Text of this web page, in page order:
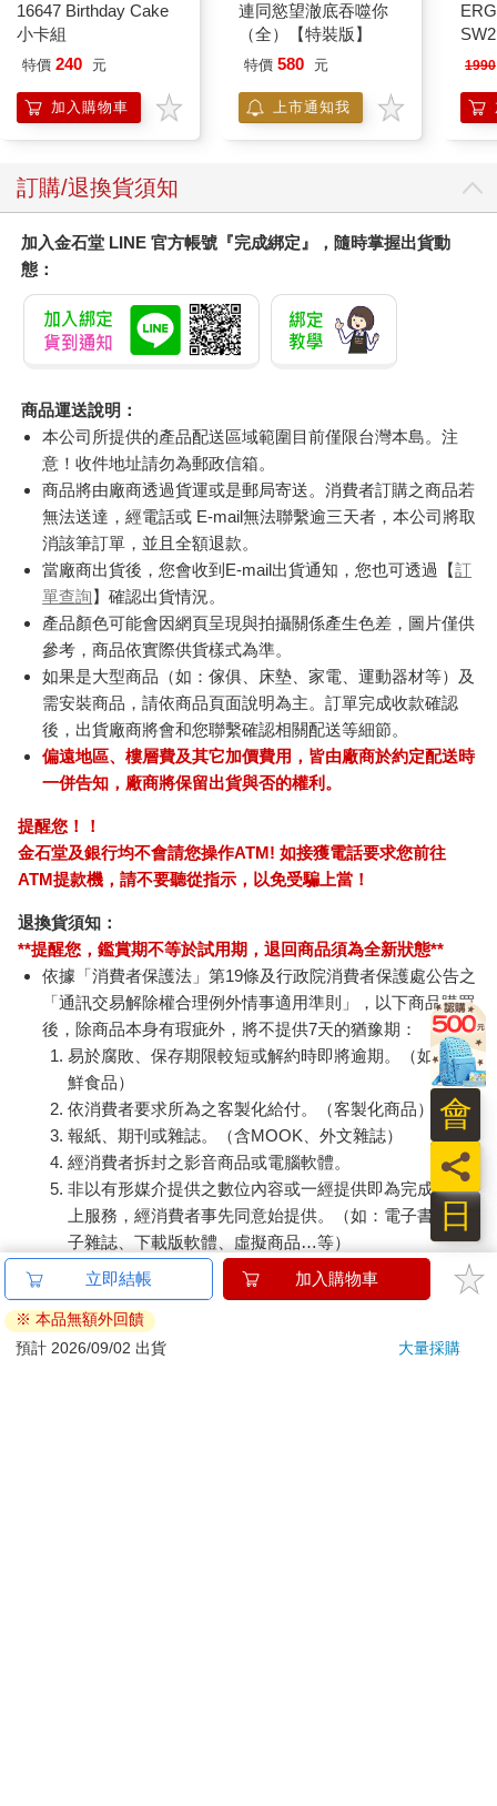
16647 Birthday Cake
小卡組
特價 240 元
加入購物車
連同慾望澈底吞噬你
（全）【特裝版】
特價 580 元
上市通知我
泳
1990
訂購/退換貨須知
加入金石堂 LINE 官方帳號『完成綁定』，隨時掌握出貨動
態：
商品運送說明：
本公司所提供的產品配送區域範圍目前僅限台灣本島。注
意！收件地址請勿為郵政信箱。
商品將由廠商透過貨運或是郵局寄送。消費者訂購之商品若
無法送達，經電話或 E-mail無法聯繫逾三天者，本公司將取
消該筆訂單，並且全額退款。
當廠商出貨後，您會收到E-mail出貨通知，您也可透過【訂
單查詢】確認出貨情況。
產品顏色可能會因網頁呈現與拍攝關係產生色差，圖片僅供
參考，商品依實際供貨樣式為準。
如果是大型商品（如：傢俱、床墊、家電、運動器材等）及
需安裝商品，請依商品頁面說明為主。訂單完成收款確認
後，出貨廠商將會和您聯繫確認相關配送等細節。
偏遠地區、樓層費及其它加價費用，皆由廠商於約定配送時
一併告知，廠商將保留出貨與否的權利。
提醒您！！
金石堂及銀行均不會請您操作ATM! 如接獲電話要求您前往
ATM提款機，請不要聽從指示，以免受騙上當！
退換貨須知：
**提醒您，鑑賞期不等於試用期，退回商品須為全新狀態**
依據「消費者保護法」第19條及行政院消費者保護處公告之
「通訊交易解除權合理例外情事適用準則」，以下商品購買
後，除商品本身有瑕疵外，將不提供7天的猶豫期：
易於腐敗、保存期限較短或解約時即將逾期。（如：生
鮮食品）
依消費者要求所為之客製化給付。（客製化商品）
報紙、期刊或雜誌。（含MOOK、外文雜誌）
經消費者拆封之影音商品或電腦軟體。
非以有形媒介提供之數位內容或一經提供即為完成之線
上服務，經消費者事先同意始提供。（如：電子書、電
子雜誌、下載版軟體、虛擬商品…等）
已拆封之個人衛生用品。（如：內衣褲、刮鬍刀、除毛
刀…等）
若非上列種類商品，均享有到貨7天的猶豫期（含例假
日）。
立即結帳 加入購物車
※ 本品無額外回饋
預計 2026/09/02 出貨
大量採購
日
員
會